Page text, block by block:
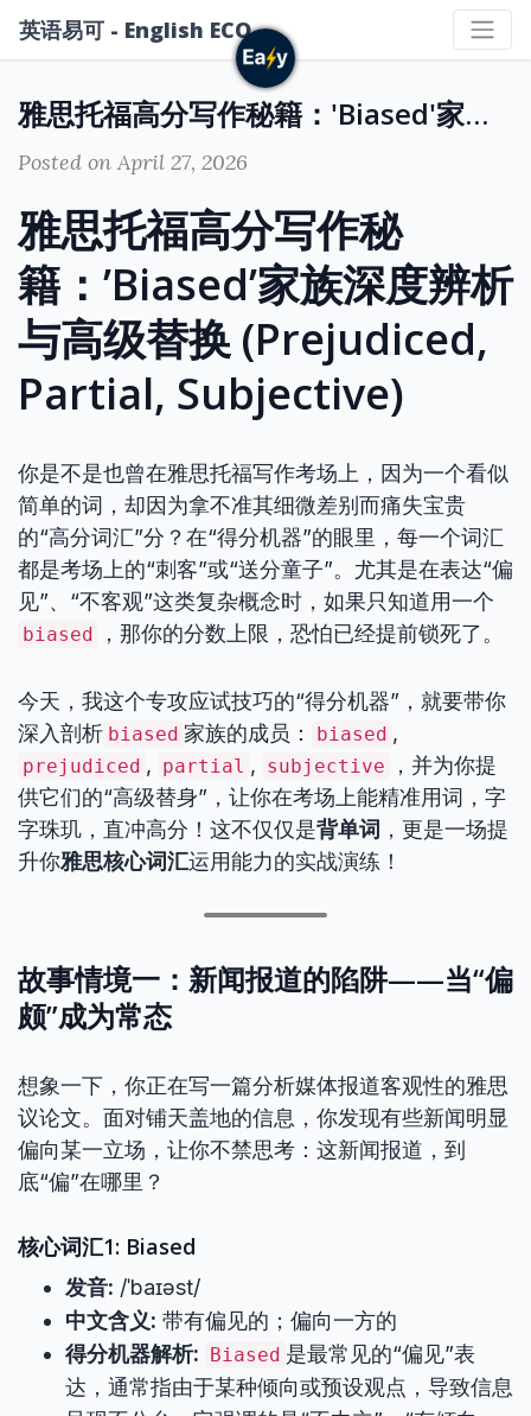
英语易可 - English ECO
雅思托福高分写作秘籍：'Biased'家族深度辨析与高级替换 (Prejudiced, Partial, Subjective)
Posted on April 27, 2026
雅思托福高分写作秘
籍：’Biased’家族深度辨析
与高级替换 (Prejudiced,
Partial, Subjective)
你是不是也曾在雅思托福写作考场上，因为一个看似
简单的词，却因为拿不准其细微差别而痛失宝贵
的“高分词汇”分？在“得分机器”的眼里，每一个词汇
都是考场上的“刺客”或“送分童子”。尤其是在表达“偏
见”、“不客观”这类复杂概念时，如果只知道用一个
biased ，那你的分数上限，恐怕已经提前锁死了。
今天，我这个专攻应试技巧的“得分机器”，就要带你
深入剖析 biased 家族的成员： biased ,
prejudiced , partial , subjective
，并为你提
供它们的“高级替身”，让你在考场上能精准用词，字
字珠玑，直冲高分！这不仅仅是背单词 ，更是一场提
升你雅思核心词汇运用能力的实战演练！
故事情境一：新闻报道的陷阱——当“偏
颇”成为常态
想象一下，你正在写一篇分析媒体报道客观性的雅思
议论文。面对铺天盖地的信息，你发现有些新闻明显
偏向某一立场，让你不禁思考：这新闻报道，到
底“偏”在哪里？
核心词汇1: Biased
发音: /ˈbaɪəst/
中文含义: 带有偏见的；偏向一方的
得分机器解析: Biased 是最常见的“偏见”表
达，通常指由于某种倾向或预设观点，导致信息